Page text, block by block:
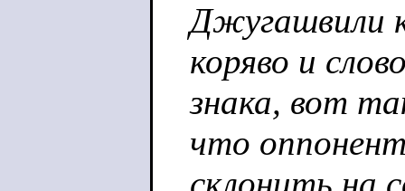
Джугашвили
коряво и
знака, вот
что